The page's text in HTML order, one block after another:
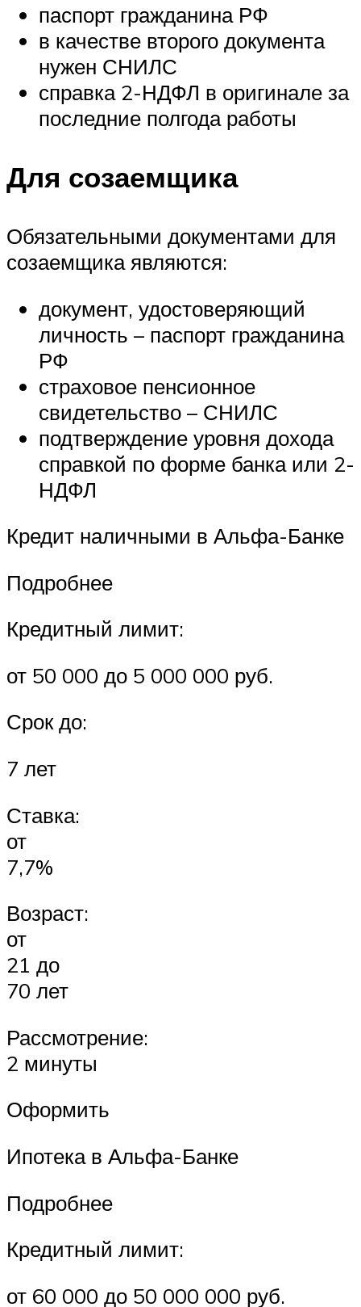
паспорт гражданина РФ
в качестве второго документа
нужен СНИЛС
справка 2-НДФЛ в оригинале за
последние полгода работы
Для созаемщика
Обязательными документами для
созаемщика являются:
документ, удостоверяющий
личность – паспорт гражданина
РФ
страховое пенсионное
свидетельство – СНИЛС
подтверждение уровня дохода
справкой по форме банка или 2-
НДФЛ
Кредит наличными в Альфа-Банке
Подробнее
Кредитный лимит:
от 50 000 до 5 000 000 руб.
Срок до:
7 лет
Ставка:
от
7,7%
Возраст:
от
21 до
70 лет
Рассмотрение:
2 минуты
Оформить
Ипотека в Альфа-Банке
Подробнее
Кредитный лимит:
от 60 000 до 50 000 000 руб.